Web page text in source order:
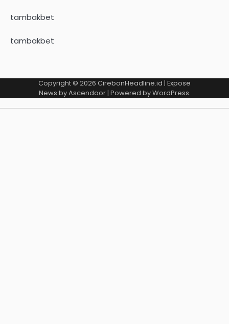
tambakbet
tambakbet
Copyright © 2026 CirebonHeadline.id | Expose
News byAscendoor| Powered byWordPress.